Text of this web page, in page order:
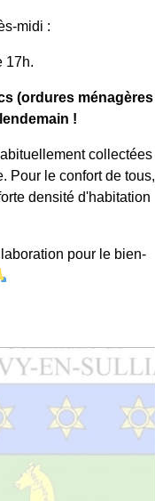
midi :
17h.
(ordures ménagères
!
collectées
Pour le confort de tous,
densité d'habitation
pour le bien-